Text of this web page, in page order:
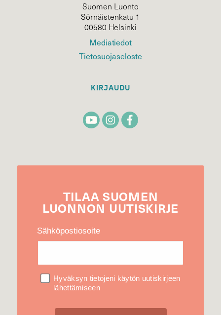
Suomen Luonto
Sörnäistenkatu 1
00580 Helsinki
Mediatiedot
Tietosuojaseloste
KIRJAUDU
TILAA SUOMEN
LUONNON UUTIS­KIRJE
Sähköpostiosoite
Hyväksyn tietojeni käytön uutiskirjeen
lähettämiseen